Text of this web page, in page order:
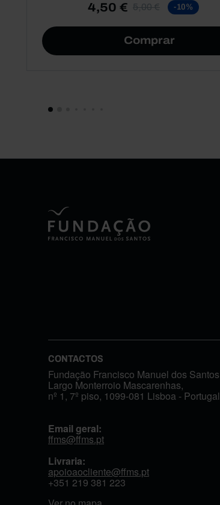
4,50 € 5,00 € -10%
Comprar
CONTACTOS
Fundação Francisco Manuel dos Santos
Largo Monterroio Mascarenhas,
nº 1, 7º piso, 1099-081 Lisboa - Portugal
Email geral:
ffms@ffms.pt
Livraria:
apoioaocliente@ffms.pt
+351 219 381 223